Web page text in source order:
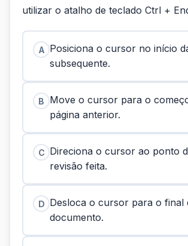
utilizar o atalho de teclado Ctrl +
A Posiciona o cursor no início
subsequente.
B
Move o cursor para o
página anterior.
C Direciona o cursor ao ponto
revisão feita.
D Desloca o cursor para o final
documento.